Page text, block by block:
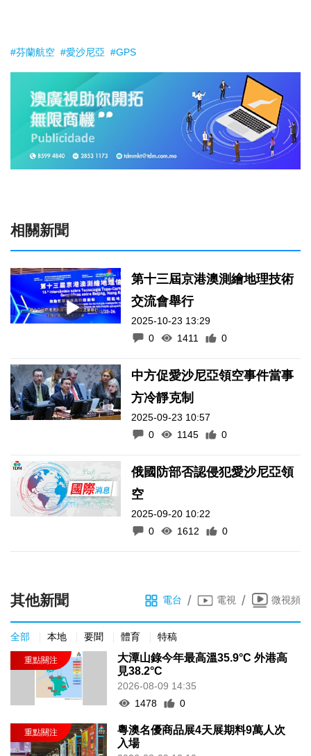
#芬蘭航空 #愛沙尼亞 #GPS
相關新聞
第十三屆京港澳測繪地理技術
交流會舉行
2025-10-23 13:29
0
1411 0
中方促愛沙尼亞領空事件當事
方冷靜克制
2025-09-23 10:57
0
1145 0
俄國防部否認侵犯愛沙尼亞領
空
2025-09-20 10:22
0
1612 0
其他新聞 電台 / 電視 / 微視頻
全部 本地 要聞 體育 特稿
大潭山錄今年最高溫35.9°C 外港高
見38.2°C
2026-08-09 14:35
1478
0
粵澳名優商品展4天展期料9萬人次
入場